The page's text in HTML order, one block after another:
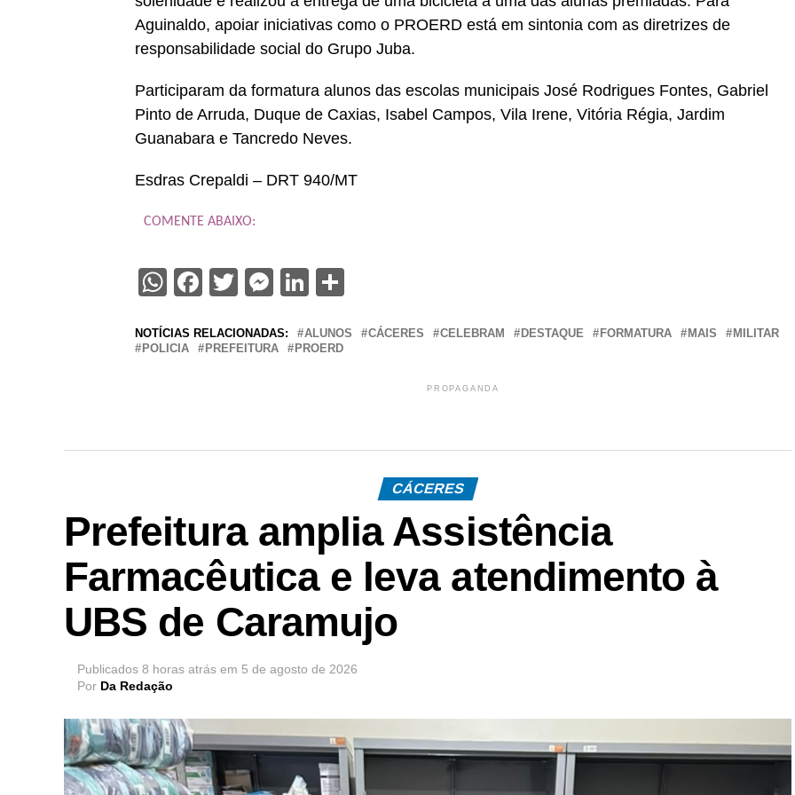
Aguinaldo, apoiar iniciativas como o PROERD está em sintonia com as diretrizes de
responsabilidade social do Grupo Juba.
Participaram da formatura alunos das escolas municipais José Rodrigues Fontes, Gabriel
Pinto de Arruda, Duque de Caxias, Isabel Campos, Vila Irene, Vitória Régia, Jardim
Guanabara e Tancredo Neves.
Esdras Crepaldi – DRT 940/MT
COMENTE ABAIXO:
WhatsApp
Facebook
TwitterMessenger
LinkedIn
NOTÍCIAS RELACIONADAS: ALUNOS CÁCERES CELEBRAM DESTAQUE FORMATURA MAIS
MILITAR
POLICIA
PREFEITURA PROERD
PROPAGANDA
CÁCERES
Prefeitura amplia Assistência
Farmacêutica e leva atendimento à
UBS de Caramujo
Publicados 8 horas atrás em 5 de agosto de 2026
Por Da Redação